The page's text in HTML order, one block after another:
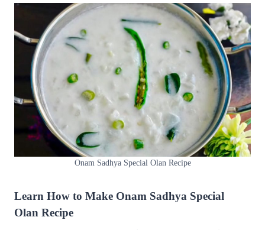
Onam Sadhya Special Olan Recipe
Learn How to Make Onam Sadhya Special
Olan Recipe